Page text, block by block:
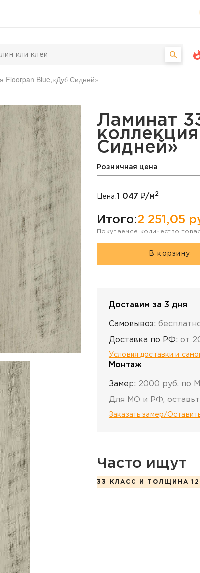
Floorpan Blue,«Дуб Сидней»
коллекция
Ламинат
Сидней»
Розничная цена
Цена:1 047 ₽/м2
Итого:2 251,05
Покупаемое количество
В корзину
Доставим за 3 дня
Самовывоз:
Доставка по РФ: от
Условия доставки и
Монтаж
Замер: 2000 руб. по
Для МО и РФ,
Заказать замер/
Часто ищут
33 КЛАСС И ТОЛЩИНА